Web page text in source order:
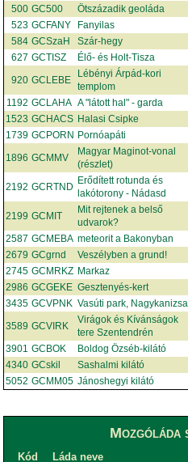
500 GC500 Ötszázadik geoláda
523 GCFANY Fanyilas
584 GCSzaH Szár-hegy
627 GCTISZ Élő- és Holt-Tisza
920 GCLEBE
Lébényi Árpád-kori
templom
1192 GCLAHA A "látott hal" - garda
1523 GCHACS Halasi Csipke
1739 GCPORN Pornóapáti
1896 GCMMV
Magyar Maginot-vonal
(részlet)
2192 GCRTND
Erődített rotunda és
lakótorony - Nádasd
2199 GCMIT
Mit rejtenek a belső
udvarok?
2587 GCMEBA meteorit a Bakonyban
2679 GCgrnd Veszélyben a grund!
2745 GCMRKZ Markaz
2986 GCGEKE Gesztenyés-kert
3435 GCVPNK Vasúti park, Nagykanizsa
3589 GCVIRK
Virágok és Kívánságok
tere Szentendrén
3901 GCBOK Boldog Özséb-kilátó
4340 GCskil Sashalmi kilátó
5052 GCMM05 Jánoshegyi kilátó
Mozgóláda
Kód Láda neve